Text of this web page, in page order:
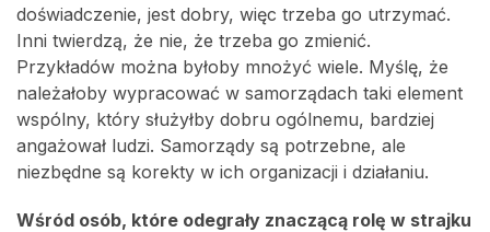
doświadczenie, jest dobry, więc trzeba go utrzymać.
Inni twierdzą, że nie, że trzeba go zmienić.
Przykładów można byłoby mnożyć wiele. Myślę, że
należałoby wypracować w samorządach taki element
wspólny, który służyłby dobru ogólnemu, bardziej
angażował ludzi. Samorządy są potrzebne, ale
niezbędne są korekty w ich organizacji i działaniu.
Wśród osób, które odegrały znaczącą rolę w strajku